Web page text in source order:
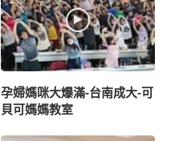
孕婦媽咪大爆滿-台南成大-可
貝可媽媽教室